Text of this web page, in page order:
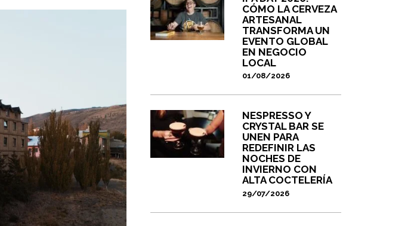
CÓMO LA CERVEZA
ARTESANAL
TRANSFORMA UN
EVENTO GLOBAL
EN NEGOCIO
LOCAL
01/08/2026
NESPRESSO Y
CRYSTAL BAR SE
UNEN PARA
REDEFINIR LAS
NOCHES DE
INVIERNO CON
ALTA COCTELERÍA
29/07/2026